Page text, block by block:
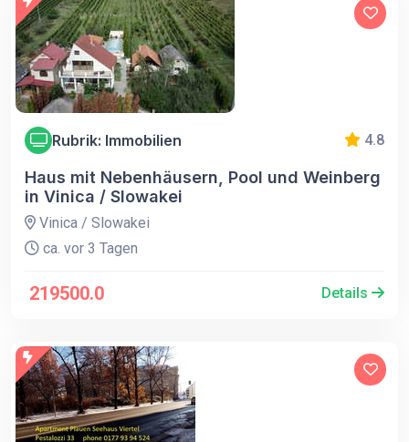
Rubrik: Immobilien 4.8
Haus mit Nebenhäusern, Pool und Weinberg
in Vinica / Slowakei
Vinica / Slowakei
ca. vor 3 Tagen
219500.0 Details